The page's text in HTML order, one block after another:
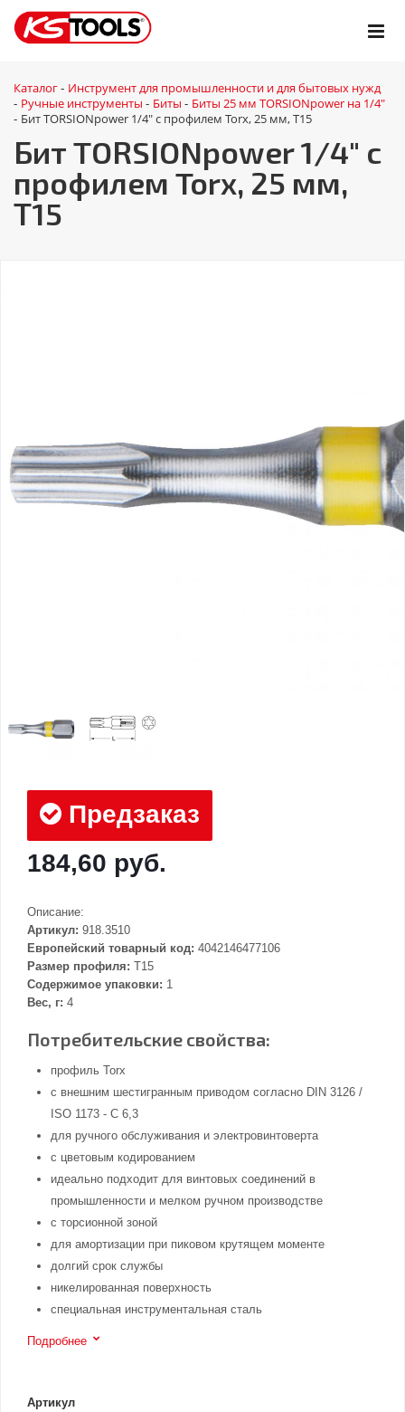
Каталог - Инструмент для промышленности и для бытовых нужд
- Ручные инструменты - Биты - Биты 25 мм TORSIONpower на 1/4"
- Бит TORSIONpower 1/4" с профилем Torx, 25 мм, Т15
Бит TORSIONpower 1/4" с
профилем Torx, 25 мм,
Т15
Предзаказ
184,60 руб.
Описание:
Артикул: 918.3510
Европейский товарный код: 4042146477106
Размер профиля: T15
Содержимое упаковки: 1
Вес, г: 4
Потребительские свойства:
профиль Torx
с внешним шестигранным приводом согласно DIN 3126 /
ISO 1173 - C 6,3
для ручного обслуживания и электровинтоверта
с цветовым кодированием
идеально подходит для винтовых соединений в
промышленности и мелком ручном производстве
с торсионной зоной
для амортизации при пиковом крутящем моменте
долгий срок службы
никелированная поверхность
специальная инструментальная сталь
Подробнее
Артикул